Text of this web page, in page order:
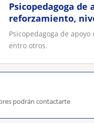
Psicopedagoga de
reforzamiento,
otros
Psicopedagoga de
entro otros.
podrán contactarte